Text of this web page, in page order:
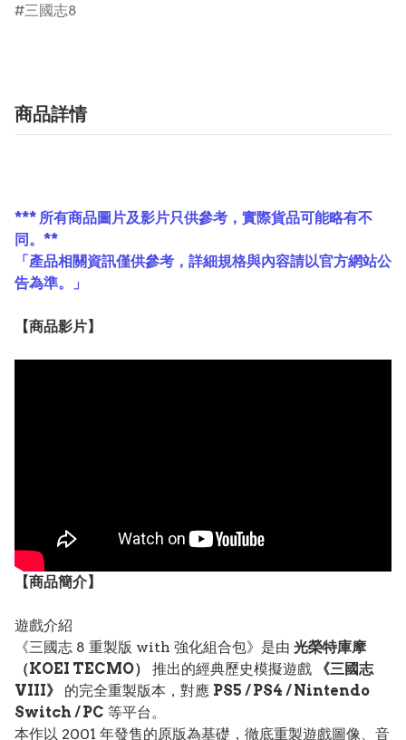
三國志8
商品詳情
*** 所有商品圖片及影片只供參考，實際貨品可能略有不
同。**
「產品相關資訊僅供參考，詳細規格與內容請以官方網站公
告為準。」
【商品影片】
【商品簡介】
遊戲介紹
《三國志 8 重製版 with 強化組合包》是由 光榮特庫摩
（KOEI TECMO）
推出的經典歷史模擬遊戲
《三國志
VIII》
的完全重製版本，對應 PS5 / PS4 / Nintendo
Switch / PC 等平台。
本作以 2001 年發售的原版為基礎，徹底重製遊戲圖像、音